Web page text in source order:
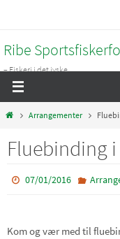
content
Ribe
– Fiskeri i det jyske...
HomeArrangementer
Fluebinding i
07/01/2016
Kom og vær med til